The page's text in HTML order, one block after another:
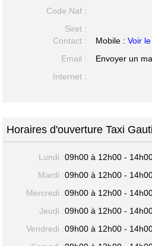
Code Naf :
Siret :
Contact :
Mobile :Voir
Email :
Envoyer un
Internet :
Horaires d'ouverture Taxi
Lundi :09h00 à 12h00 -
Mardi :09h00 à 12h00 -
Mercredi :09h00 à 12h00 -
Jeudi :09h00 à 12h00 -
Vendredi :09h00 à 12h00 -